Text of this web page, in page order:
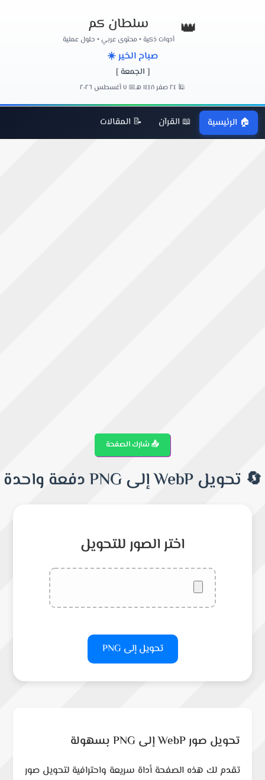
👑 سلطان كم
أدوات ذكية • محتوى عربي • حلول عملية
صباح الخير ☀️
[ الجمعة ]
🕌 ٢٤ صفر ١٤٤٨ هـ 📅 ٧ أغسطس ٢٠٢٦
🏠 الرئيسية 📖 القرآن 📝 المقالات
📤 شارك الصفحة
🔄 تحويل WebP إلى PNG دفعة واحدة
اختر الصور للتحويل
تحويل إلى PNG
تحويل صور WebP إلى PNG بسهولة
تقدم لك هذه الصفحة أداة سريعة واحترافية لتحويل صور